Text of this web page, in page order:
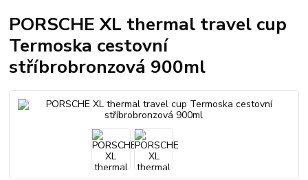
PORSCHE XL thermal travel cup
Termoska cestovní
stříbrobronzová 900ml